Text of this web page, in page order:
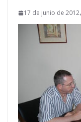
17 de junio de 2012